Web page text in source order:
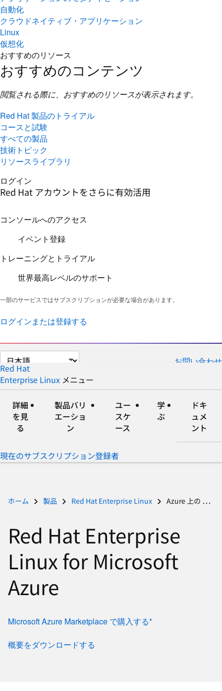
自動化
クラウドネイティブ・アプリケーション
Linux
仮想化
おすすめのリソース
おすすめのコンテンツ
閲覧される際に、おすすめのリソースが表示されます。
Red Hat 製品のトライアル
コースと試験
すべての製品
技術トピック
リソースライブラリ
ログイン
Red Hat アカウントをさらに有効活用
コンソールへのアクセス
イベント登録
トレーニングとトライアル
世界最高レベルのサポート
一部のサービスではサブスクリプションが必要な場合があります。
ログインまたは登録する
ペ
ー
ジ
の
し
お問い合わせ
Red Hat
Enterprise Linux メニュー
開
り
た
詳細
を見
る
製品バリ
エーショ
ン
ユー
スケ
ース
学
ぶ
ドキ
ュメ
ント
現在のサブスクリプション登録者
ホーム 製品 Red Hat Enterprise Linux Azure 上の Red Hat Enterprise Linux
Red Hat Enterprise
Linux for Microsoft
Azure
Microsoft Azure Marketplace で購入する*
概要をダウンロードする